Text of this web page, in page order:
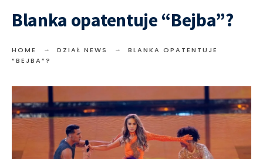
Blanka opatentuje “Bejba”?
HOME DZIAŁ NEWS
BLANKA OPATENTUJE
“BEJBA”?